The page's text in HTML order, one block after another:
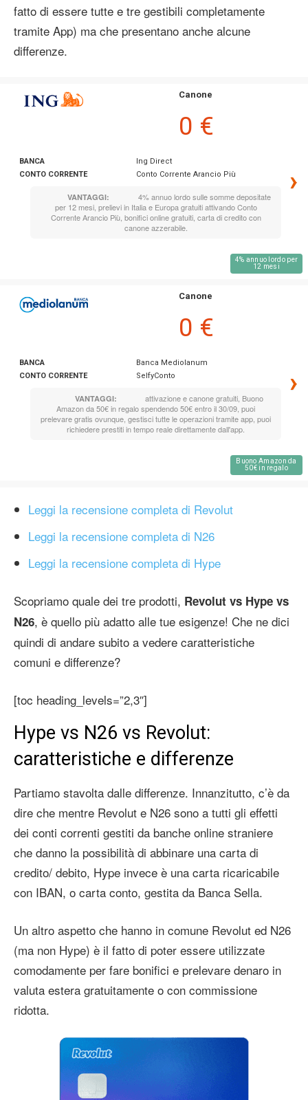
fatto di essere tutte e tre gestibili completamente
tramite App) ma che presentano anche alcune
differenze.
BANCA
Ing Direct
CONTO CORRENTE
Conto Corrente Arancio Più
VANTAGGI:
4% annuo lordo sulle somme depositate
per 12 mesi, prelievi in Italia e Europa gratuiti attivando Conto
Corrente Arancio Più, bonifici online gratuiti, carta di credito con
canone azzerabile.
Canone
0 €
›
4% annuo lordo per
12 mesi
BANCA
Banca Mediolanum
CONTO CORRENTE
SelfyConto
VANTAGGI:
attivazione e canone gratuiti, Buono
Amazon da 50€ in regalo spendendo 50€ entro il 30/09, puoi
prelevare gratis ovunque, gestisci tutte le operazioni tramite app, puoi
richiedere prestiti in tempo reale direttamente dall'app.
Canone
0 €
›
Buono Amazon da
50€ in regalo
Leggi la recensione completa di Revolut
Leggi la recensione completa di N26
Leggi la recensione completa di Hype
Scopriamo quale dei tre prodotti, Revolut vs Hype vs
N26, è quello più adatto alle tue esigenze! Che ne dici
quindi di andare subito a vedere caratteristiche
comuni e differenze?
[toc heading_levels=”2,3″]
Hype vs N26 vs Revolut:
caratteristiche e differenze
Partiamo stavolta dalle differenze. Innanzitutto, c’è da
dire che mentre Revolut e N26 sono a tutti gli effetti
dei conti correnti gestiti da banche online straniere
che danno la possibilità di abbinare una carta di
credito/ debito, Hype invece è una carta ricaricabile
con IBAN, o carta conto, gestita da Banca Sella.
Un altro aspetto che hanno in comune Revolut ed N26
(ma non Hype) è il fatto di poter essere utilizzate
comodamente per fare bonifici e prelevare denaro in
valuta estera gratuitamente o con commissione
ridotta.